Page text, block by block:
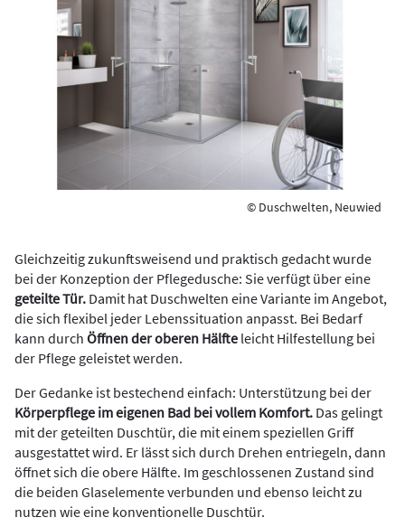
© Duschwelten, Neuwied
Gleichzeitig zukunftsweisend und praktisch gedacht wurde
bei der Konzeption der Pflegedusche: Sie verfügt über eine
geteilte Tür. Damit hat Duschwelten eine Variante im Angebot,
die sich flexibel jeder Lebenssituation anpasst. Bei Bedarf
kann durch Öffnen der oberen Hälfte leicht Hilfestellung bei
der Pflege geleistet werden.
Der Gedanke ist bestechend einfach: Unterstützung bei der
Körperpflege im eigenen Bad bei vollem Komfort. Das gelingt
mit der geteilten Duschtür, die mit einem speziellen Griff
ausgestattet wird. Er lässt sich durch Drehen entriegeln, dann
öffnet sich die obere Hälfte. Im geschlossenen Zustand sind
die beiden Glaselemente verbunden und ebenso leicht zu
nutzen wie eine konventionelle Duschtür.